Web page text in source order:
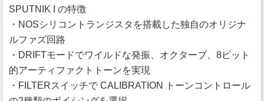
SPUTNIK I の特徴
・NOSシリコントランジスタを搭載した独自のオリジナ
ルファズ回路
・DRIFTモードでワイルドな発振、オクターブ、8ビット
的アーティファクトトーンを実現
・FILTERスイッチで CALIBRATION トーンコントロール